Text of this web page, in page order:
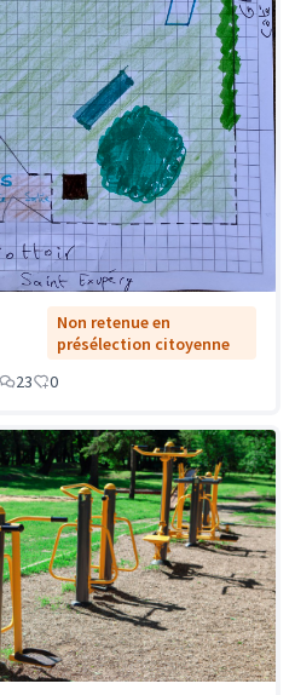
Non retenue en
présélection citoyenne
23 0